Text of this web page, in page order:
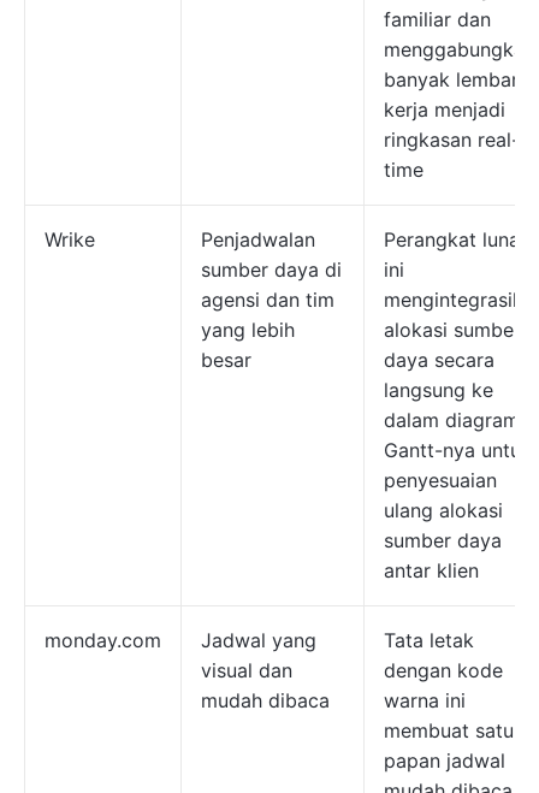
familiar dan
menggabungkan
banyak lembar
kerja menjadi
ringkasan real-
time
Wrike
Penjadwalan
sumber daya di
agensi dan tim
yang lebih
besar
Perangkat lunak
ini
alokasi sumber
daya secara
langsung ke
dalam diagram
Gantt-nya untuk
penyesuaian
ulang alokasi
sumber daya
antar klien
monday.com
Jadwal yang
visual dan
mudah dibaca
Tata letak
dengan kode
warna ini
membuat satu
papan jadwal